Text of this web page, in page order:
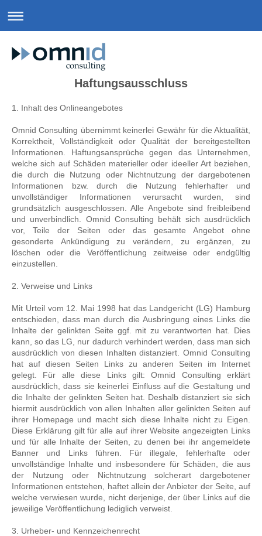
Haftungsausschluss
1. Inhalt des Onlineangebotes
Omnid Consulting übernimmt keinerlei Gewähr für die Aktualität,
Korrektheit, Vollständigkeit oder Qualität der bereitgestellten
Informationen. Haftungsansprüche gegen das Unternehmen,
welche sich auf Schäden materieller oder ideeller Art beziehen,
die durch die Nutzung oder Nichtnutzung der dargebotenen
Informationen bzw. durch die Nutzung fehlerhafter und
unvollständiger Informationen verursacht wurden, sind
grundsätzlich ausgeschlossen. Alle Angebote sind freibleibend
und unverbindlich. Omnid Consulting behält sich ausdrücklich
vor, Teile der Seiten oder das gesamte Angebot ohne
gesonderte Ankündigung zu verändern, zu ergänzen, zu
löschen oder die Veröffentlichung zeitweise oder endgültig
einzustellen.
2. Verweise und Links
Mit Urteil vom 12. Mai 1998 hat das Landgericht (LG) Hamburg
entschieden, dass man durch die Ausbringung eines Links die
Inhalte der gelinkten Seite ggf. mit zu verantworten hat. Dies
kann, so das LG, nur dadurch verhindert werden, dass man sich
ausdrücklich von diesen Inhalten distanziert. Omnid Consulting
hat auf diesen Seiten Links zu anderen Seiten im Internet
gelegt. Für alle diese Links gilt: Omnid Consulting erklärt
ausdrücklich, dass sie keinerlei Einfluss auf die Gestaltung und
die Inhalte der gelinkten Seiten hat. Deshalb distanziert sie sich
hiermit ausdrücklich von allen Inhalten aller gelinkten Seiten auf
ihrer Homepage und macht sich diese Inhalte nicht zu Eigen.
Diese Erklärung gilt für alle auf ihrer Website angezeigten Links
und für alle Inhalte der Seiten, zu denen bei ihr angemeldete
Banner und Links führen. Für illegale, fehlerhafte oder
unvollständige Inhalte und insbesondere für Schäden, die aus
der Nutzung oder Nichtnutzung solcherart dargebotener
Informationen entstehen, haftet allein der Anbieter der Seite, auf
welche verwiesen wurde, nicht derjenige, der über Links auf die
jeweilige Veröffentlichung lediglich verweist.
3. Urheber- und Kennzeichenrecht